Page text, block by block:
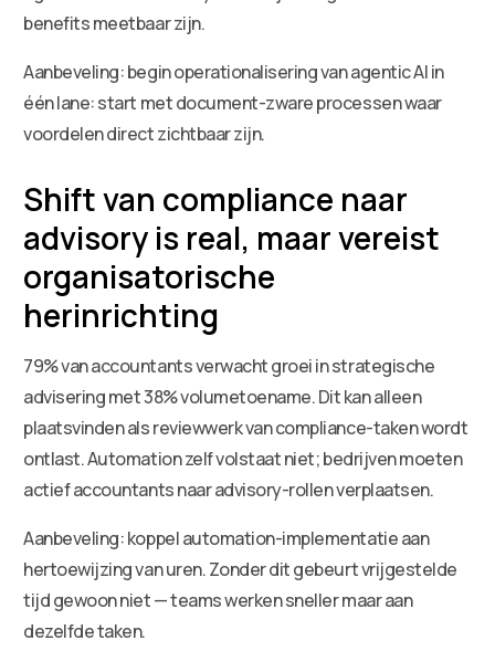
benefits meetbaar zijn.
Aanbeveling: begin operationalisering van agentic AI in
één lane: start met document-zware processen waar
voordelen direct zichtbaar zijn.
Shift van compliance naar
advisory is real, maar vereist
organisatorische
herinrichting
79% van accountants verwacht groei in strategische
advisering met 38% volumetoename. Dit kan alleen
plaatsvinden als reviewwerk van compliance-taken wordt
ontlast. Automation zelf volstaat niet; bedrijven moeten
actief accountants naar advisory-rollen verplaatsen.
Aanbeveling: koppel automation-implementatie aan
hertoewijzing van uren. Zonder dit gebeurt vrijgestelde
tijd gewoon niet — teams werken sneller maar aan
dezelfde taken.